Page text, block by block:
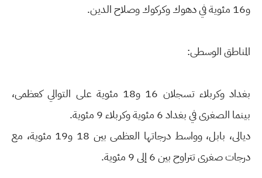
و16 مئوية في دهوك وكركوك وصلاح الدين.
المناطق الوسطى:
بغداد وكربلاء تسجلان 16 و18 مئوية على التوالي كعظمى،
بينما الصغرى في بغداد 6 مئوية وكربلاء 9 مئوية.
ديالى، بابل، وواسط درجاتها العظمى بين 18 و19 مئوية، مع
درجات صغرى تتراوح بين 6 إلى 9 مئوية.